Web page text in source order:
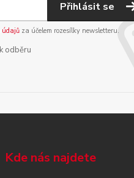
Přihlásit se
údajůza účelem rozesílky newsletteru.
odběru
Kde nás najdete